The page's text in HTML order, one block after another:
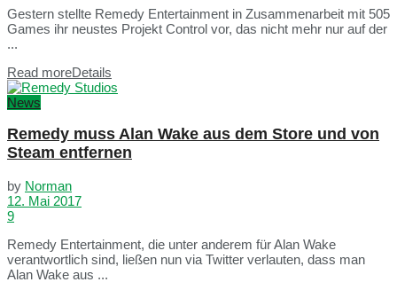
Gestern stellte Remedy Entertainment in Zusammenarbeit mit 505
Games ihr neustes Projekt Control vor, das nicht mehr nur auf der
...
Read moreDetails
News
Remedy muss Alan Wake aus dem Store und von
Steam entfernen
by Norman
12. Mai 2017
9
Remedy Entertainment, die unter anderem für Alan Wake
verantwortlich sind, ließen nun via Twitter verlauten, dass man
Alan Wake aus ...